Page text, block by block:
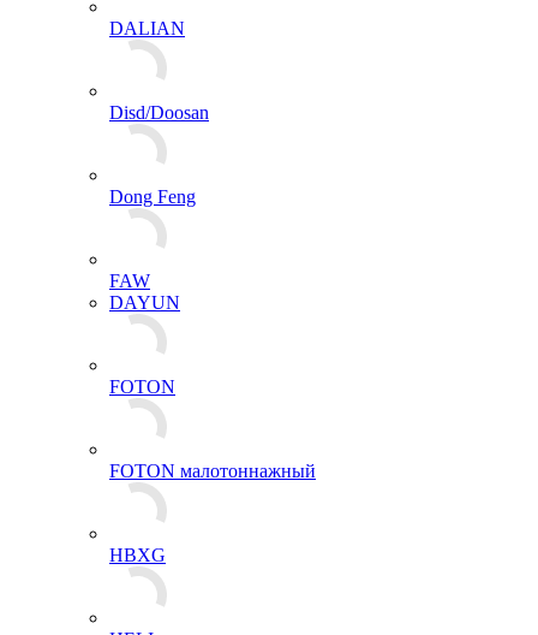
DALIAN
Disd/Doosan
Dong Feng
FAW
DAYUN
FOTON
FOTON малотоннажный
HBXG